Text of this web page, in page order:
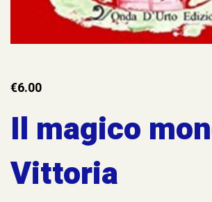
Il magico
Vittoria
€6.00